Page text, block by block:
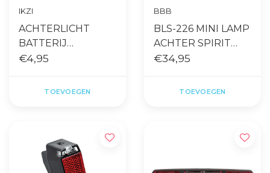
IKZI
ACHTERLICHT
BATTERIJ
SPATBORD
€4,95
TOEVOEGEN
BBB
BLS-226 MINI LAMP
ACHTER SPIRIT
UNI ZWART
€34,95
TOEVOEGEN